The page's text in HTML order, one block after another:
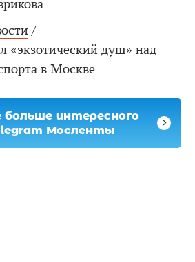
/
«экзотический душ» над
в Москве
больше интересного
Мосленты